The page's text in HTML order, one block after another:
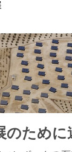
のために